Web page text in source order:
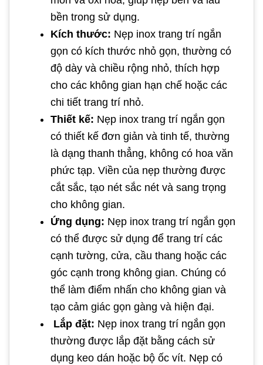
bền trong sử dụng.
Kích thước: Nẹp inox trang trí ngắn
gọn có kích thước nhỏ gọn, thường có
độ dày và chiều rộng nhỏ, thích hợp
cho các không gian hạn chế hoặc các
chi tiết trang trí nhỏ.
Thiết kế: Nẹp inox trang trí ngắn gọn
có thiết kế đơn giản và tinh tế, thường
là dạng thanh thẳng, không có hoa văn
phức tạp. Viền của nẹp thường được
cắt sắc, tạo nét sắc nét và sang trọng
cho không gian.
Ứng dụng: Nẹp inox trang trí ngắn gọn
có thể được sử dụng để trang trí các
cạnh tường, cửa, cầu thang hoặc các
góc cạnh trong không gian. Chúng có
thể làm điểm nhấn cho không gian và
tạo cảm giác gọn gàng và hiện đại.
Lắp đặt: Nẹp inox trang trí ngắn gọn
thường được lắp đặt bằng cách sử
dụng keo dán hoặc bộ ốc vít. Nẹp có